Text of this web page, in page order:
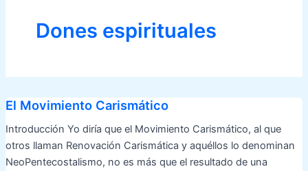
Dones espirituales
El Movimiento Carismático
Introducción Yo diría que el Movimiento Carismático, al que
otros llaman Renovación Carismática y aquéllos lo denominan
NeoPentecostalismo, no es más que el resultado de una